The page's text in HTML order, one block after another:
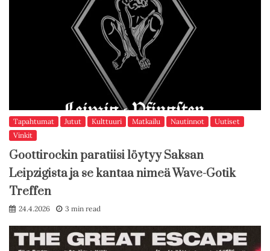
Tapahtumat Jutut Kulttuuri Matkailu Nautinnot
Uutiset
Vinkit
Goottirockin paratiisi löytyy Saksan
Leipzigista ja se kantaa nimeä Wave-Gotik
Treffen
24.4.2026 3 min read